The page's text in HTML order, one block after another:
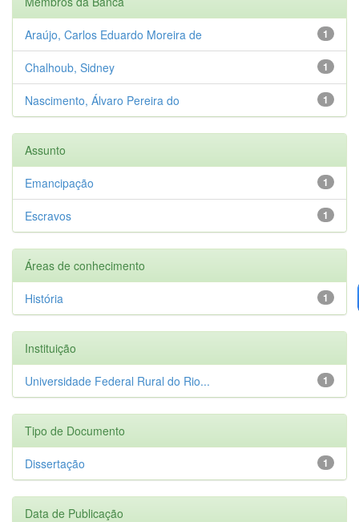
1
Araújo, Carlos Eduardo Moreira de
1
Chalhoub, Sidney
1
Nascimento, Álvaro Pereira do
Assunto
1
Emancipação
1
Escravos
Áreas de conhecimento
1
História
Instituição
1
Universidade Federal Rural do Rio...
Tipo de Documento
1
Dissertação
Data de Publicação